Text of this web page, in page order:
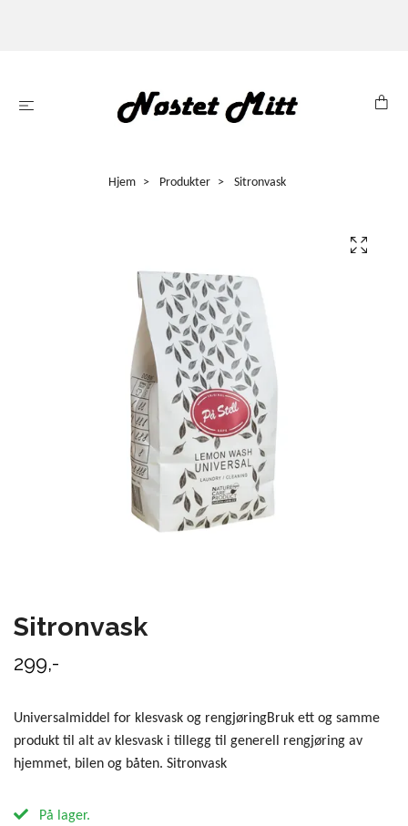
Hjem Produkter Sitronvask
Sitronvask
299,-
Universalmiddel for klesvask og rengjøringBruk ett og samme
produkt til alt av klesvask i tillegg til generell rengjøring av
hjemmet, bilen og båten. Sitronvask
På lager.